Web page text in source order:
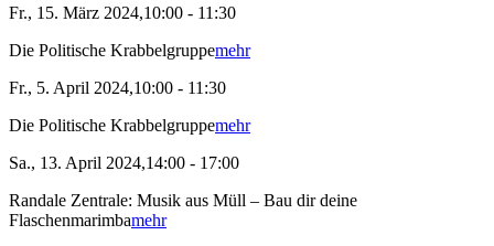
Fr., 15. März 2024,10:00 - 11:30
Die Politische Krabbelgruppemehr
Fr., 5. April 2024,10:00 - 11:30
Die Politische Krabbelgruppemehr
Sa., 13. April 2024,14:00 - 17:00
Randale Zentrale: Musik aus Müll – Bau dir deine
Flaschenmarimbamehr